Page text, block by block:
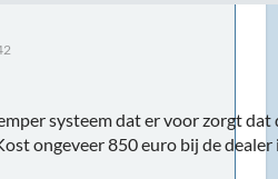
systeem dat er voor zorgt
ongeveer 850 euro bij de